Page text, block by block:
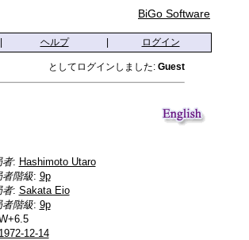
BiGo Software
ヘルプ ログイン
としてログインしました: Guest
者: Hashimoto Utaro
者階級: 9p
者: Sakata Eio
者階級: 9p
1972-12-14